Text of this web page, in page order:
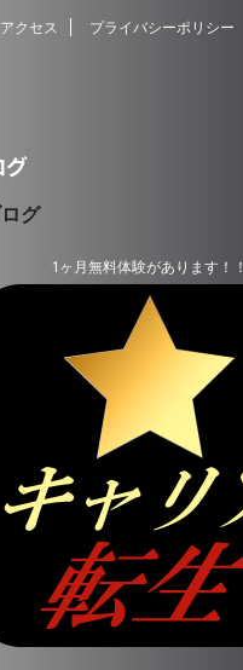
アクセス プライバシーポリシー
グ
グ
1ヶ月無料体験があります！！